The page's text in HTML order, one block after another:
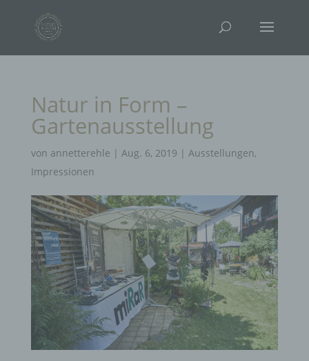
Natur in Form –
Gartenausstellung
von annetterehle | Aug. 6, 2019 | Ausstellungen,
Impressionen